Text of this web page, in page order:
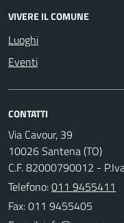
VIVERE IL COMUNE
Luoghi
Eventi
CONTATTI
Via Cavour, 39
10026 Santena (TO)
C.F. 82000790012 -
Telefono:011 9455411
Fax: 011 9455405